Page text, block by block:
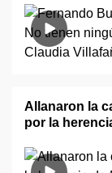
Allanaron la
por la